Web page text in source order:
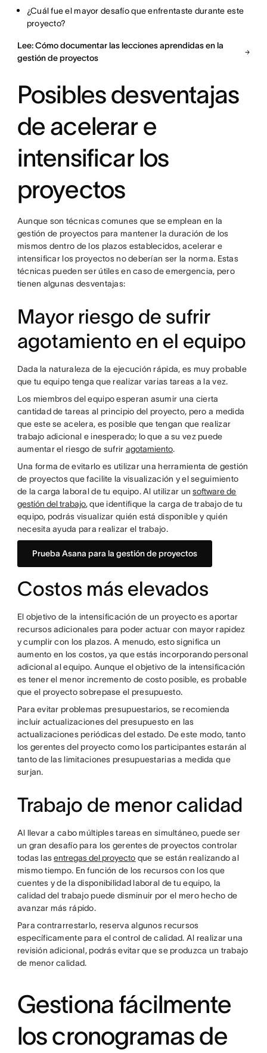
¿Cuál fue el mayor desafío que enfrentaste durante este
proyecto?
Lee: Cómo documentar las lecciones aprendidas en la
gestión de proyectos
Posibles desventajas
de acelerar e
intensificar los
proyectos
Aunque son técnicas comunes que se emplean en la
gestión de proyectos para mantener la duración de los
mismos dentro de los plazos establecidos, acelerar e
intensificar los proyectos no deberían ser la norma. Estas
técnicas pueden ser útiles en caso de emergencia, pero
tienen algunas desventajas:
Mayor riesgo de sufrir
agotamiento en el equipo
Dada la naturaleza de la ejecución rápida, es muy probable
que tu equipo tenga que realizar varias tareas a la vez.
Los miembros del equipo esperan asumir una cierta
cantidad de tareas al principio del proyecto, pero a medida
que este se acelera, es posible que tengan que realizar
trabajo adicional e inesperado; lo que a su vez puede
aumentar el riesgo de sufrir agotamiento.
Una forma de evitarlo es utilizar una herramienta de gestión
de proyectos que facilite la visualización y el seguimiento
de la carga laboral de tu equipo. Al utilizar unsoftware de
gestión del trabajo, que identifique la carga de trabajo de tu
equipo, podrás visualizar quién está disponible y quién
necesita ayuda para realizar el trabajo.
Prueba Asana para la gestión de proyectos
Costos más elevados
El objetivo de la intensificación de un proyecto es aportar
recursos adicionales para poder actuar con mayor rapidez
y cumplir con los plazos. A menudo, esto significa un
aumento en los costos, ya que estás incorporando personal
adicional al equipo. Aunque el objetivo de la intensificación
es tener el menor incremento de costo posible, es probable
que el proyecto sobrepase el presupuesto.
Para evitar problemas presupuestarios, se recomienda
incluir actualizaciones del presupuesto en las
actualizaciones periódicas del estado. De este modo, tanto
los gerentes del proyecto como los participantes estarán al
tanto de las limitaciones presupuestarias a medida que
surjan.
Trabajo de menor calidad
Al llevar a cabo múltiples tareas en simultáneo, puede ser
un gran desafío para los gerentes de proyectos controlar
todas lasentregas del proyecto que se están realizando al
mismo tiempo. En función de los recursos con los que
cuentes y de la disponibilidad laboral de tu equipo, la
calidad del trabajo puede disminuir por el mero hecho de
avanzar más rápido.
Para contrarrestarlo, reserva algunos recursos
específicamente para el control de calidad. Al realizar una
revisión adicional, podrás evitar que se produzca un trabajo
de menor calidad.
Gestiona fácilmente
los cronogramas de